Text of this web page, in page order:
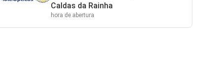
Caldas da Rainha
hora de abertura